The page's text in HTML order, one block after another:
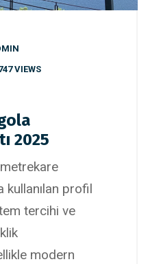
VIEWS
2025
kullanılan profil
tercihi ve
modern